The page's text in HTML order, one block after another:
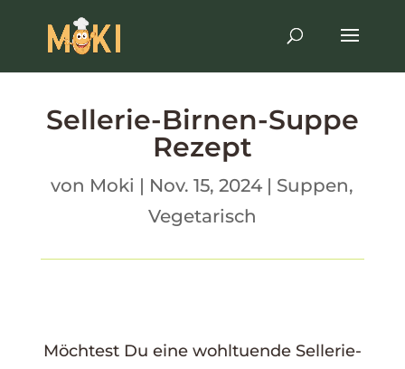
Sellerie-Birnen-Suppe
Rezept
von Moki | Nov. 15, 2024 | Suppen,
Vegetarisch
Möchtest Du eine wohltuende Sellerie-